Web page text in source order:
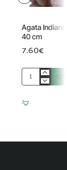
Agata
40 cm
7.60€
Agata
tonda
liscia